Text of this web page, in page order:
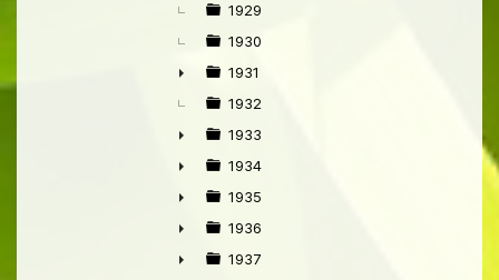
►
1929
1930
►
1931
1932
►
1933
►
1934
►
1935
►
1936
1937